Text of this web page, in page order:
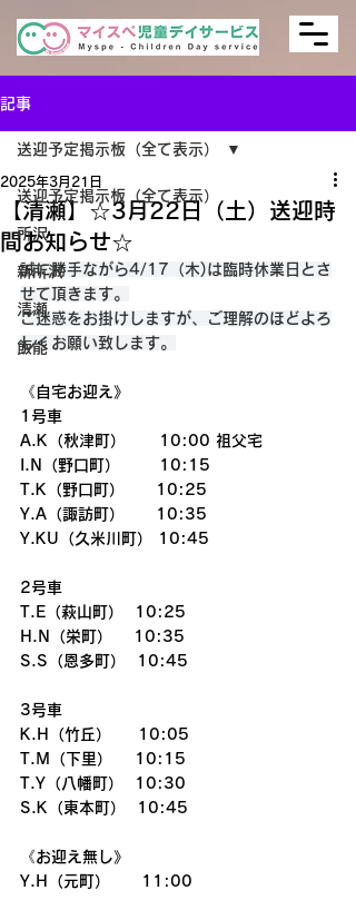
記事
送迎予定掲示板（全て表示）
所沢
新所沢
清瀬
飯能
送迎予定掲示板（全て表示）
【清瀬】☆3月22日（土）送迎時
間お知らせ☆
2025年3月21日
誠に勝手ながら4/17（木)は臨時休業日とさ
せて頂きます。
ご迷惑をお掛けしますが、ご理解のほどよろ
しくお願い致します。
《自宅お迎え》
1号車
A.K（秋津町）      10:00 祖父宅
I.N（野口町）       10:15
T.K（野口町）　　10:25
Y.A（諏訪町）　　10:35
Y.KU（久米川町） 10:45
2号車
T.E（萩山町）  10:25
H.N（栄町）　 10:35
S.S（恩多町）  10:45
3号車
K.H（竹丘）　  10:05
T.M（下里）    10:15
T.Y（八幡町）  10:30
S.K（東本町）  10:45
《お迎え無し》
Y.H（元町）　　11:00